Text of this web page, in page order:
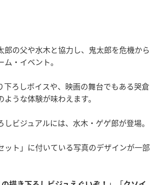
郎の父や水木と協力し、鬼太郎を危機から
・イベント。
下ろしボイスや、映画の舞台でもある哭倉
うな体験が味わえます。
ビジュアルには、水木・ゲゲ郎が登場。
ット」に付いている写真のデザインが一部